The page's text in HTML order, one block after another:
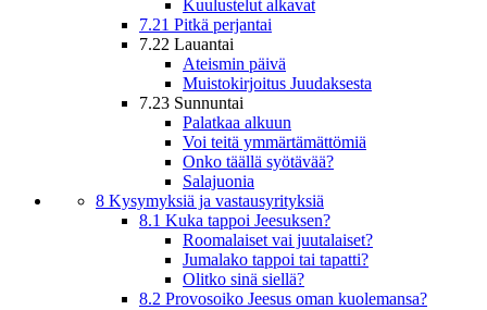
Kuulustelut alkavat
7.21 Pitkä perjantai
7.22 Lauantai
Ateismin päivä
Muistokirjoitus Juudaksesta
7.23 Sunnuntai
Palatkaa alkuun
Voi teitä ymmärtämättömiä
Onko täällä syötävää?
Salajuonia
8 Kysymyksiä ja vastausyrityksiä
8.1 Kuka tappoi Jeesuksen?
Roomalaiset vai juutalaiset?
Jumalako tappoi tai tapatti?
Olitko sinä siellä?
8.2 Provosoiko Jeesus oman kuolemansa?